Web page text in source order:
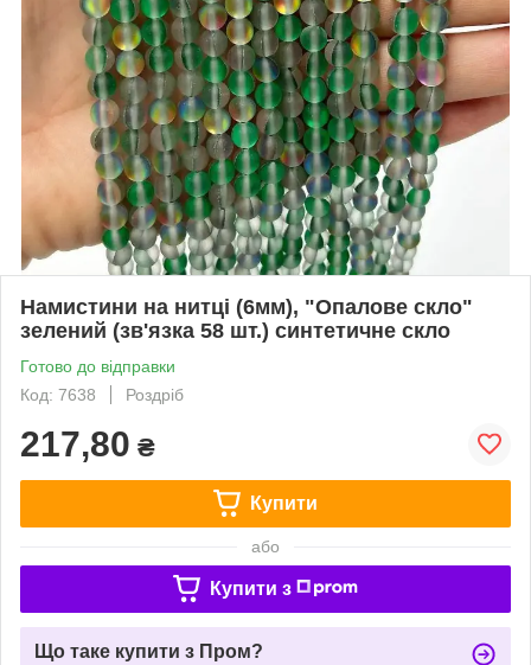
Намистини на нитці (6мм), "Опалове скло"
зелений (зв'язка 58 шт.) синтетичне скло
Готово до відправки
Код: 7638
Роздріб
217,80 ₴
Купити
або
Купити з
Що таке купити з Пром?